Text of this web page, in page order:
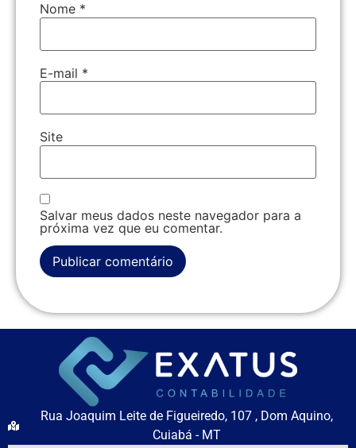
Nome *
E-mail *
Site
Salvar meus dados neste navegador para a
próxima vez que eu comentar.
Rua Joaquim Leite de Figueiredo, 107 , Dom Aquino,
Cuiabá - MT